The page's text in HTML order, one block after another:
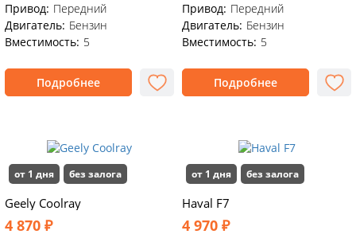
Привод: Передний
Двигатель: Бензин
Вместимость: 5
Подробнее
Привод: Передний
Двигатель: Бензин
Вместимость: 5
Подробнее
от 1 дня без залога
Geely Coolray
4 870 ₽
от 1 дня без залога
Haval F7
4 970 ₽